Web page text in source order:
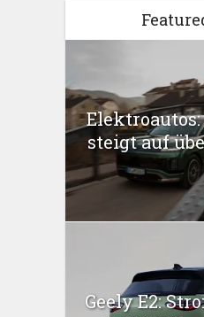
steigt auf
Geely E2: